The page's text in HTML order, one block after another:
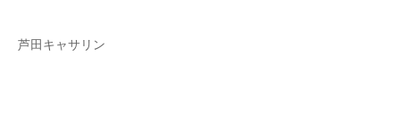
芦田キャサリン